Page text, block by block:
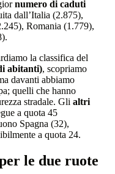
numero di caduti
dall’Italia (2.875),
Romania (1.779),
la classifica del
abitanti), scopriamo
davanti abbiamo
quelli che hanno
stradale. Gli altri
a quota 45
Spagna (32),
a quota 24.
le due ruote